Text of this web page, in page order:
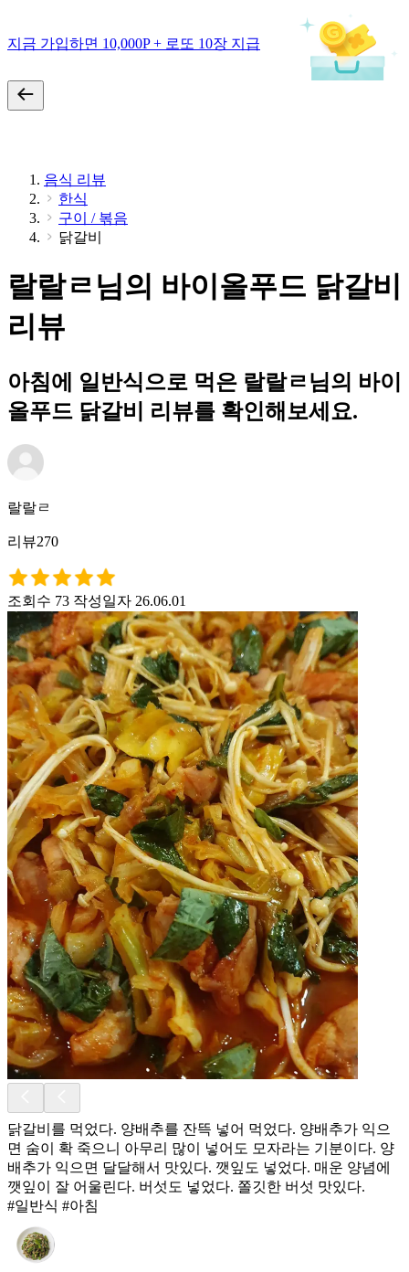
지금 가입하면 10,000P + 로또 10장 지급
음식 리뷰
한식
구이 / 볶음
닭갈비
랄랄ㄹ님의 바이올푸드 닭갈비
리뷰
아침에 일반식으로 먹은 랄랄ㄹ님의 바이
올푸드 닭갈비 리뷰를 확인해보세요.
랄랄ㄹ
리뷰270
조회수 73 작성일자 26.06.01
닭갈비를 먹었다. 양배추를 잔뜩 넣어 먹었다. 양배추가 익으
면 숨이 확 죽으니 아무리 많이 넣어도 모자라는 기분이다. 양
배추가 익으면 달달해서 맛있다. 깻잎도 넣었다. 매운 양념에
깻잎이 잘 어울린다. 버섯도 넣었다. 쫄깃한 버섯 맛있다.
#일반식 #아침